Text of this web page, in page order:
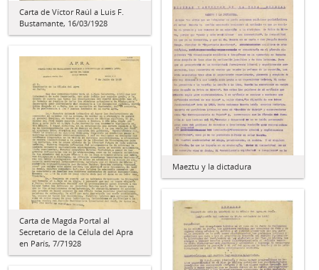
Carta de Víctor Raúl a Luis F.
Bustamante, 16/03/1928
Maeztu y la dictadura
Carta de Magda Portal al
Secretario de la Célula del Apra
en París, 7/71928